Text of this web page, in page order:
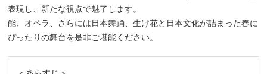
表現し、新たな視点で魅了します。
能、オペラ、さらには日本舞踊、生け花と日本文化が詰まった春に
ぴったりの舞台を是非ご堪能ください。